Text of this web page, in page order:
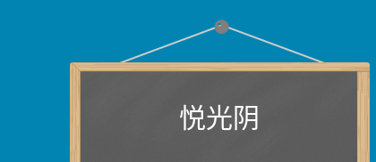
悦光阴